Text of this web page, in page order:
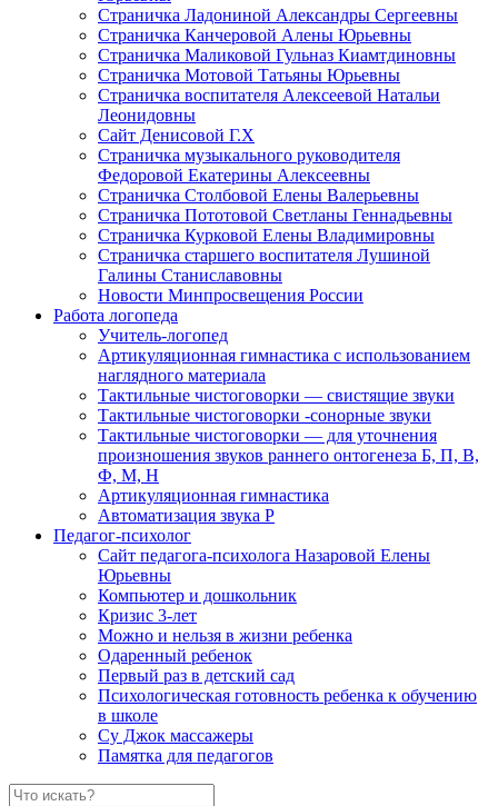
Страничка Ладониной Александры Сергеевны
Страничка Канчеровой Алены Юрьевны
Страничка Маликовой Гульназ Киамтдиновны
Страничка Мотовой Татьяны Юрьевны
Cтраничка воспитателя Алексеевой Натальи
Леонидовны
Сайт Денисовой Г.Х
Страничка музыкального руководителя
Федоровой Екатерины Алексеевны
Страничка Столбовой Елены Валерьевны
Страничка Пототовой Светланы Геннадьевны
Страничка Курковой Елены Владимировны
Страничка старшего воспитателя Лушиной
Галины Станиславовны
Новости Минпросвещения России
Работа логопеда
Учитель-логопед
Артикуляционная гимнастика с использованием
наглядного материала
Тактильные чистоговорки — свистящие звуки
Тактильные чистоговорки -сонорные звуки
Тактильные чистоговорки — для уточнения
произношения звуков раннего онтогенеза Б, П, В,
Ф, М, Н
Артикуляционная гимнастика
Автоматизация звука Р
Педагог-психолог
Сайт педагога-психолога Назаровой Елены
Юрьевны
Компьютер и дошкольник
Кризис 3-лет
Можно и нельзя в жизни ребенка
Одаренный ребенок
Первый раз в детский сад
Психологическая готовность ребенка к обучению
в школе
Су Джок массажеры
Памятка для педагогов